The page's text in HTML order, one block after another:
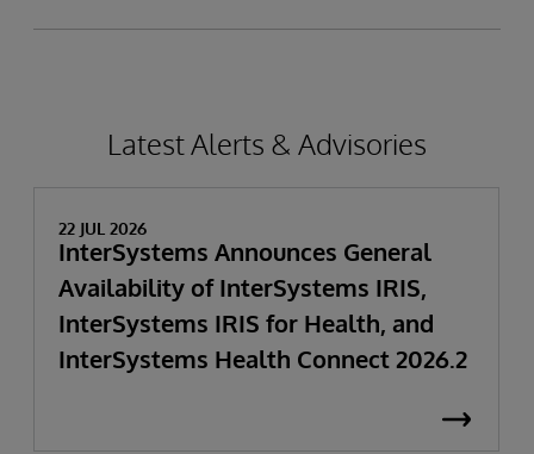
Latest Alerts & Advisories
22 JUL 2026
InterSystems Announces General
Availability of InterSystems IRIS,
InterSystems IRIS for Health, and
InterSystems Health Connect 2026.2